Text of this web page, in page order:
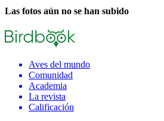
Las fotos aún no se han subido
Aves del mundo
Comunidad
Academia
La revista
Calificación